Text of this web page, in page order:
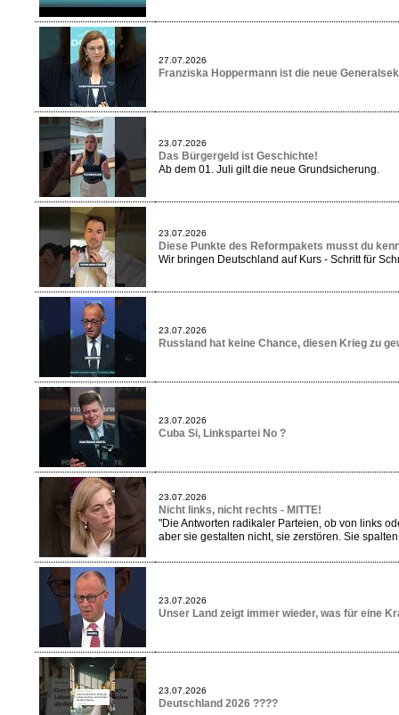
27.07.2026
Franziska Hoppermann ist die neue
23.07.2026
Das Bürgergeld ist Geschichte!
Ab dem 01. Juli gilt die neue Grundsicherung.
23.07.2026
Diese Punkte des Reformpakets musst du
Wir bringen Deutschland auf Kurs - Schritt für
23.07.2026
Russland hat keine Chance, diesen Krieg zu
23.07.2026
Cuba Si, Linkspartei No ?
23.07.2026
Nicht links, nicht rechts - MITTE!
"Die Antworten radikaler Parteien, ob von links
aber sie gestalten nicht, sie zerstören. Sie
23.07.2026
Unser Land zeigt immer wieder, was für eine
23.07.2026
Deutschland 2026 ????